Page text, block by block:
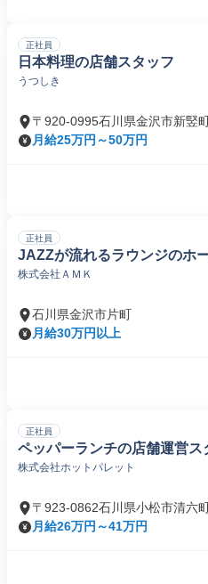
正社員
日本料理の店舗スタッフ
うつしき
〒920-0995石川県金沢市新竪
月給25万円～50万円
正社員
JAZZが流れるラウンジのホ
株式会社ＡＭＫ
石川県金沢市片町
月給30万円以上
正社員
ペッパーランチの店舗運営
株式会社ホットパレット
〒923-0862石川県小松市清六
月給26万円～41万円